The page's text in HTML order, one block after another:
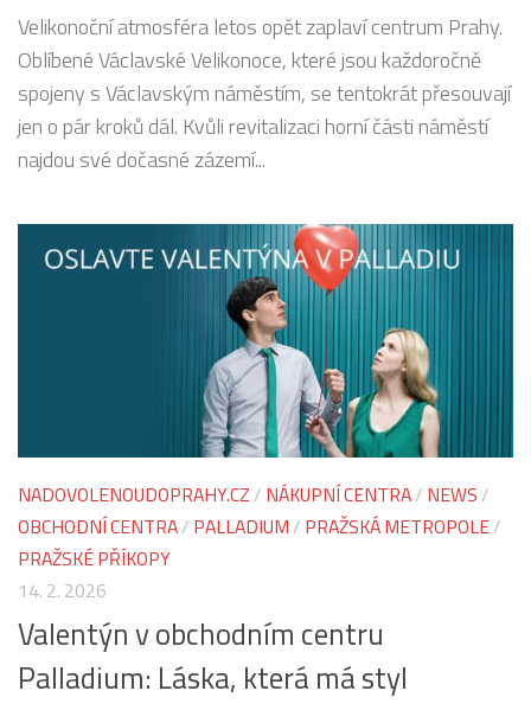
Velikonoční atmosféra letos opět zaplaví centrum Prahy.
Oblíbené Václavské Velikonoce, které jsou každoročně
spojeny s Václavským náměstím, se tentokrát přesouvají
jen o pár kroků dál. Kvůli revitalizaci horní části náměstí
najdou své dočasné zázemí...
NADOVOLENOUDOPRAHY.CZ / NÁKUPNÍ CENTRA/ NEWS /
OBCHODNÍ CENTRA/ PALLADIUM / PRAŽSKÁ METROPOLE/
PRAŽSKÉ PŘÍKOPY
14. 2. 2026
Valentýn v obchodním centru
Palladium: Láska, která má styl